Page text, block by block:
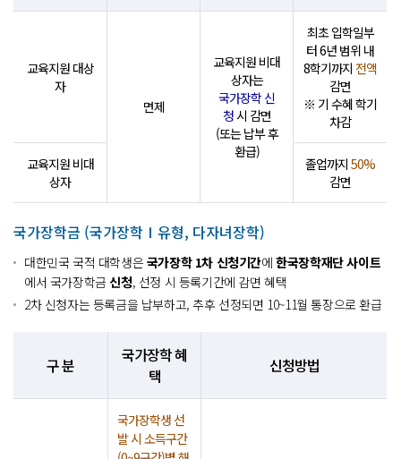
교육지원 대상
자
면제
교육지원 비대
상자는
국가장학 신
청시 감면
(또는 납부 후
환급)
최초 입학일부
터 6년 범위 내
8학기까지 전액
감면
※ 기 수혜 학기
차감
교육지원 비대
상자
졸업까지 50%
감면
국가장학금 (국가장학Ⅰ유형, 다자녀장학)
대한민국 국적 대학생은 국가장학 1차 신청기간에한국장학재단 사이트
에서 국가장학금 신청, 선정 시 등록기간에 감면 혜택
2차 신청자는 등록금을 납부하고, 추후 선정되면 10~11월 통장으로 환급
구 분
국가장학 혜
택
신청방법
국가장학생 선
발 시 소득구간